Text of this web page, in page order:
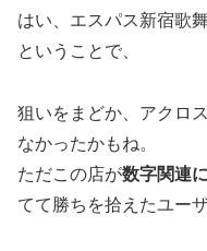
はい、エスパス新宿歌
ということで、
狙いをまどか、アクロ
なかったかもね。
ただこの店が数字関連
てて勝ちを拾えたユー